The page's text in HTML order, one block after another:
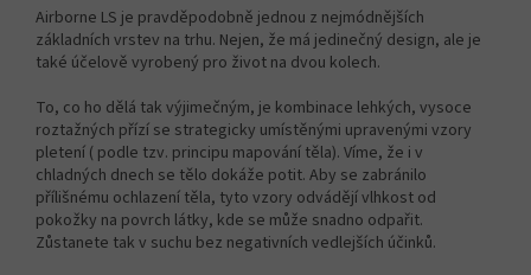
Airborne LS je pravděpodobně jednou z nejmódnějších
základních vrstev na trhu. Nejen, že má jedinečný design, ale je
také účelově vyrobený pro život na dvou kolech.
To, co ho dělá tak výjimečným, je kombinace lehkých, vysoce
roztažných přízí se strategicky umístěnými upravenými vzory
pletení ( podle tzv. principu mapování těla). Víme, že i v
chladných dnech se tělo dokáže potit. Aby se zabránilo
přílišnému ochlazení těla, tyto vzory odvádějí vlhkost od
pokožky na povrch látky, kde se může snadno odpařit.
Zůstanete tak v suchu bez negativních vedlejších účinků.